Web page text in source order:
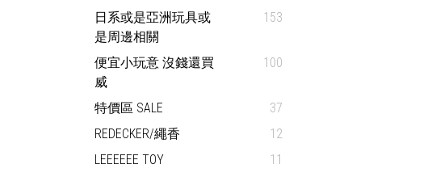
日系或是亞洲玩具或
是周邊相關
153
便宜小玩意 沒錢還買
威
100
特價區 SALE
37
REDECKER/繩香
12
LEEEEEE TOY
11